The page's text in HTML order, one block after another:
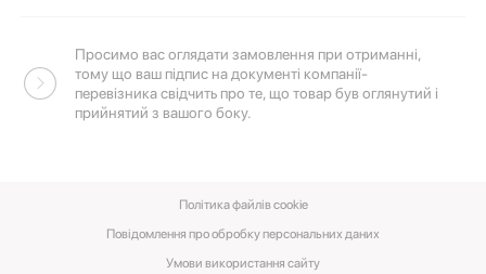
Просимо вас оглядати замовлення при отриманні,
тому що ваш підпис на документі компанії-
перевізника свідчить про те, що товар був оглянутий і
прийнятий з вашого боку.
Повідомлення про обробку персональних даних
Умови використання сайту
Політика файлів cookie